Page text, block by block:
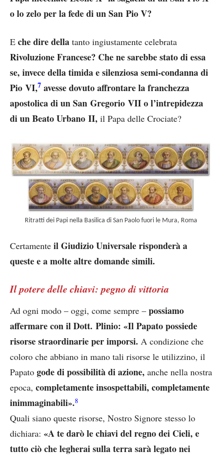
o lo zelo per la fede di un San Pio V?
E che dire della tanto ingiustamente celebrata
Rivoluzione Francese? Che ne sarebbe stato di essa
se, invece della timida e silenziosa semi-condanna di
Pio VI,7 avesse dovuto affrontare la franchezza
apostolica di un San Gregorio VII o l’intrepidezza
di un Beato Urbano II, il Papa delle Crociate?
Ritratti dei Papi nella Basilica di San Paolo fuori le Mura, Roma
Certamente il Giudizio Universale risponderà a
queste e a molte altre domande simili.
Il potere delle chiavi: pegno di vittoria
Ad ogni modo – oggi, come sempre – possiamo
affermare con il Dott. Plinio: «Il Papato possiede
risorse straordinarie per imporsi. A condizione che
coloro che abbiano in mano tali risorse le utilizzino, il
Papato gode di possibilità di azione, anche nella nostra
epoca, completamente insospettabili, completamente
inimmaginabili».8
Quali siano queste risorse, Nostro Signore stesso lo
dichiara: «A te darò le chiavi del regno dei Cieli, e
tutto ciò che legherai sulla terra sarà legato nei